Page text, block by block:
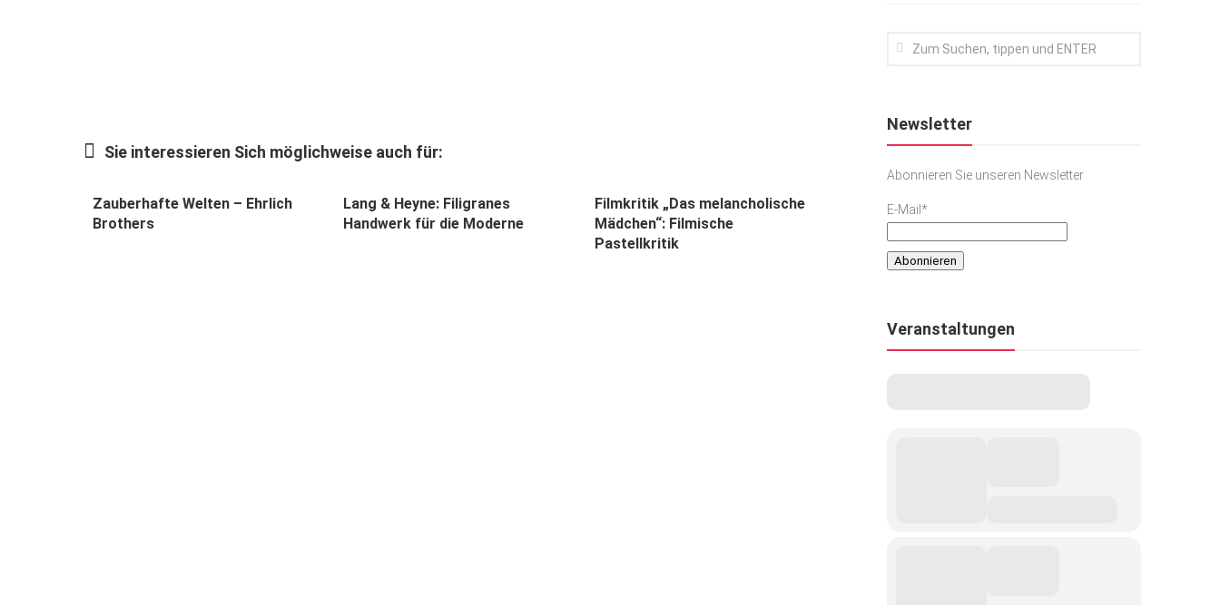
Sie interessieren Sich möglichweise auch für:
Zauberhafte Welten – Ehrlich
Brothers
Lang & Heyne: Filigranes
Handwerk für die Moderne
Filmkritik „Das melancholische
Mädchen“: Filmische
Pastellkritik
Newsletter
Abonnieren Sie unseren Newsletter
E-Mail*
Veranstaltungen